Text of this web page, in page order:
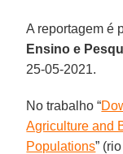
A reportagem é
Ensino e
25-05-2021.
No trabalho “
Agriculture and
Populations”